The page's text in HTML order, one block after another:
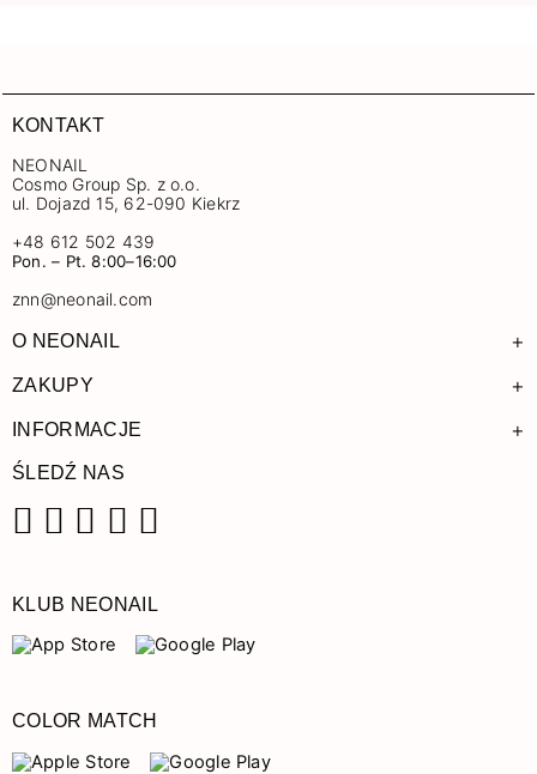
KONTAKT
NEONAIL
Cosmo Group Sp. z o.o.
ul. Dojazd 15, 62-090 Kiekrz
+48 612 502 439
Pon. – Pt. 8:00–16:00
znn@neonail.com
O NEONAIL +
ZAKUPY +
INFORMACJE +
ŚLEDŹ NAS
KLUB NEONAIL
COLOR MATCH